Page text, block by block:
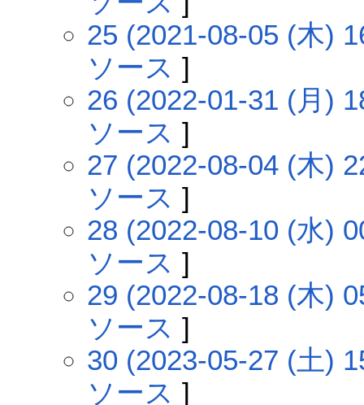
25 (2021-08-05 (木)
ソース ]
26 (2022-01-31 (月)
ソース ]
27 (2022-08-04 (木)
ソース ]
28 (2022-08-10 (水)
ソース ]
29 (2022-08-18 (木)
ソース ]
30 (2023-05-27 (土)
ソース ]